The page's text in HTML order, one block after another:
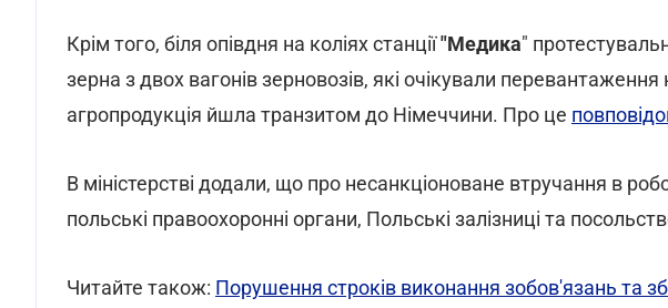
Крім того, біля опівдня на коліях станції"Медика"
зерна з двох вагонів зерновозів, які очікували
агропродукція йшла транзитом до Німеччини. Про це пов
В міністерстві додали, що про несанкціоноване втручання в
польські правоохоронні органи, Польські залізниці та
Читайте також: Порушення строків виконання зобов'язань та